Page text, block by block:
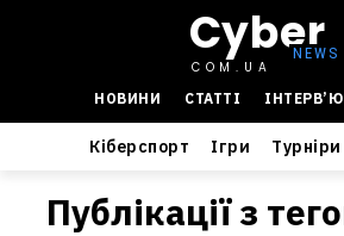
Cyber
COM.UA
НОВИНИ
СТАТТІ ІНТЕРВ’Ю
Кіберспорт Ігри Турніри
Публікації з